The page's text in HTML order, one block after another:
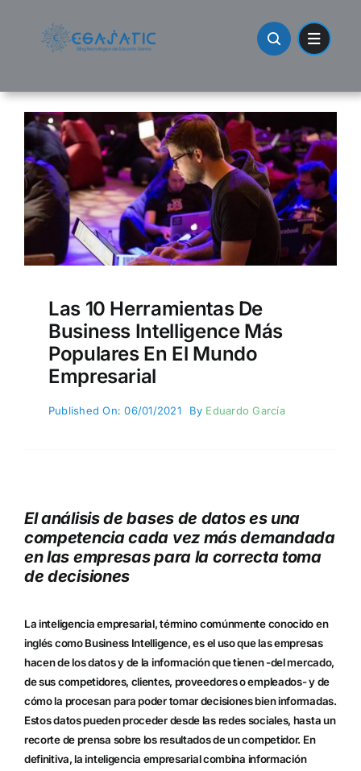
Las 10 Herramientas De
Business Intelligence Más
Populares En El Mundo
Empresarial
Published On: 06/01/2021 By Eduardo García
El análisis de bases de datos es una
competencia cada vez más demandada
en las empresas para la correcta toma
de decisiones
La inteligencia empresarial, término comúnmente conocido en
inglés como Business Intelligence, es el uso que las empresas
hacen de los datos y de la información que tienen -del mercado,
de sus competidores, clientes, proveedores o empleados- y de
cómo la procesan para poder tomar decisiones bien informadas.
Estos datos pueden proceder desde las redes sociales, hasta un
recorte de prensa sobre los resultados de un competidor. En
definitiva, la inteligencia empresarial combina información